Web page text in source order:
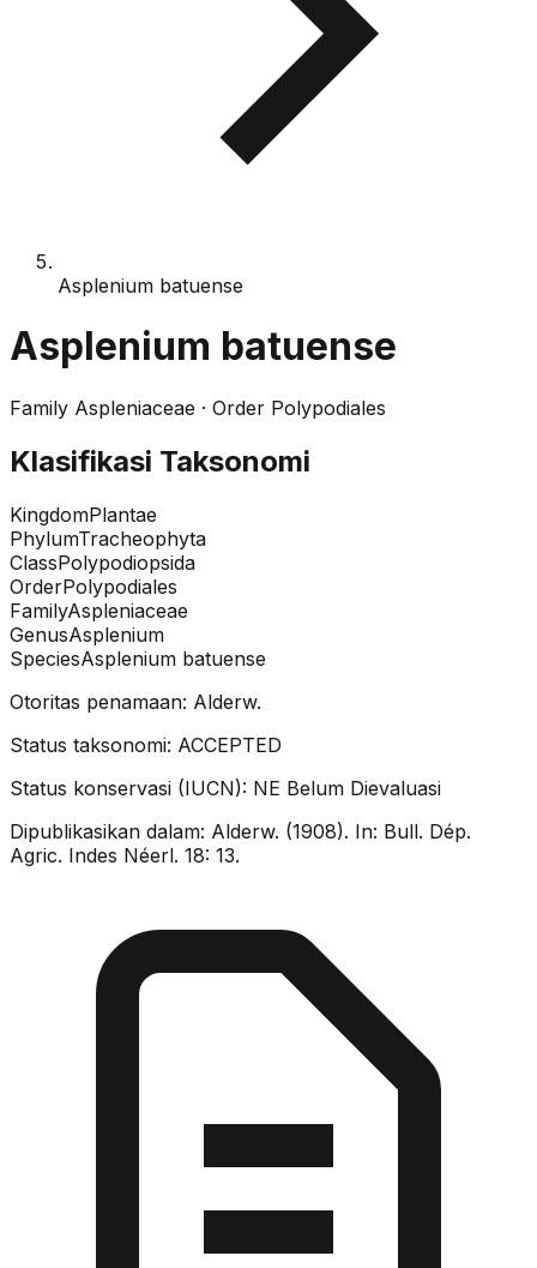
Asplenium batuense
Asplenium batuense
Family Aspleniaceae · Order Polypodiales
Klasifikasi Taksonomi
KingdomPlantae
PhylumTracheophyta
ClassPolypodiopsida
OrderPolypodiales
FamilyAspleniaceae
GenusAsplenium
SpeciesAsplenium batuense
Otoritas penamaan: Alderw.
Status taksonomi: ACCEPTED
Status konservasi (IUCN): NE Belum Dievaluasi
Dipublikasikan dalam: Alderw. (1908). In: Bull. Dép.
Agric. Indes Néerl. 18: 13.